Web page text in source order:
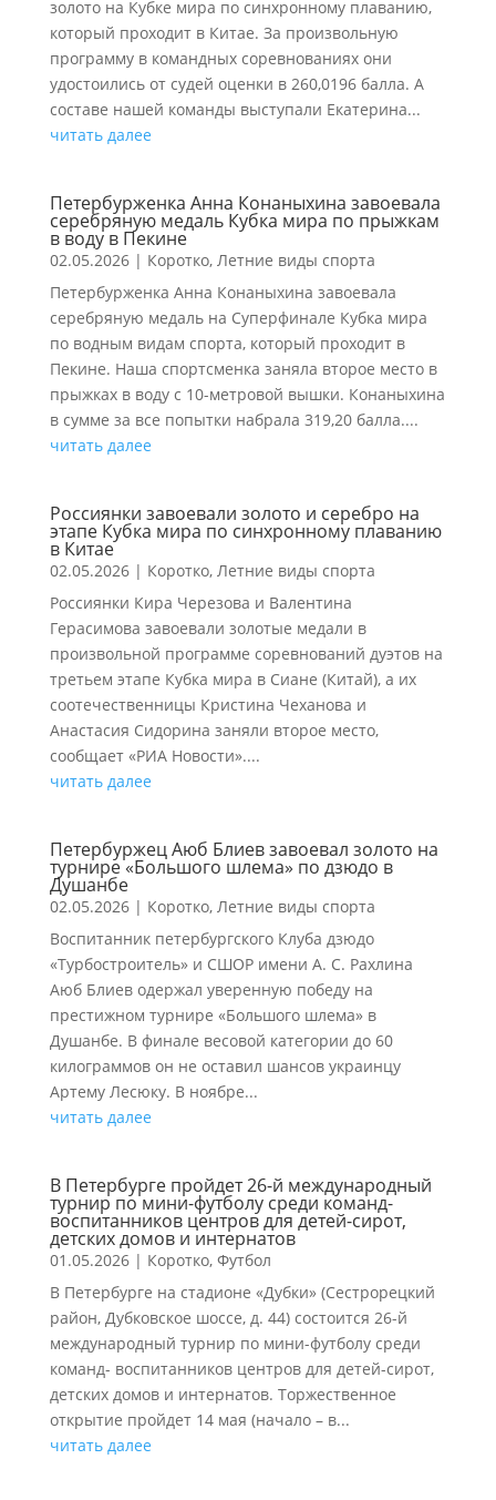
золото на Кубке мира по синхронному плаванию,
который проходит в Китае. За произвольную
программу в командных соревнованиях они
удостоились от судей оценки в 260,0196 балла. А
составе нашей команды выступали Екатерина...
читать далее
Петербурженка Анна Конаныхина завоевала
серебряную медаль Кубка мира по прыжкам
в воду в Пекине
02.05.2026| Коротко, Летние виды спорта
Петербурженка Анна Конаныхина завоевала
серебряную медаль на Суперфинале Кубка мира
по водным видам спорта, который проходит в
Пекине. Наша спортсменка заняла второе место в
прыжках в воду с 10-метровой вышки. Конаныхина
в сумме за все попытки набрала 319,20 балла....
читать далее
Россиянки завоевали золото и серебро на
этапе Кубка мира по синхронному плаванию
в Китае
02.05.2026| Коротко, Летние виды спорта
Россиянки Кира Черезова и Валентина
Герасимова завоевали золотые медали в
произвольной программе соревнований дуэтов на
третьем этапе Кубка мира в Сиане (Китай), а их
соотечественницы Кристина Чеханова и
Анастасия Сидорина заняли второе место,
сообщает «РИА Новости»....
читать далее
Петербуржец Аюб Блиев завоевал золото на
турнире «Большого шлема» по дзюдо в
Душанбе
02.05.2026| Коротко, Летние виды спорта
Воспитанник петербургского Клуба дзюдо
«Турбостроитель» и СШОР имени А. С. Рахлина
Аюб Блиев одержал уверенную победу на
престижном турнире «Большого шлема» в
Душанбе. В финале весовой категории до 60
килограммов он не оставил шансов украинцу
Артему Лесюку. В ноябре...
читать далее
В Петербурге пройдет 26-й международный
турнир по мини-футболу среди команд-
воспитанников центров для детей-сирот,
детских домов и интернатов
01.05.2026| Коротко, Футбол
В Петербурге на стадионе «Дубки» (Сестрорецкий
район, Дубковское шоссе, д. 44) состоится 26-й
международный турнир по мини-футболу среди
команд- воспитанников центров для детей-сирот,
детских домов и интернатов. Торжественное
открытие пройдет 14 мая (начало – в...
читать далее